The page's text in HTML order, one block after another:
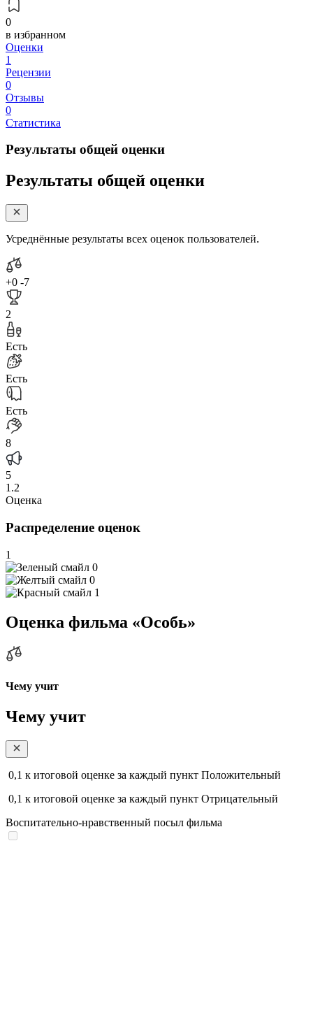
0
в избранном
Оценки
1
Рецензии
0
Отзывы
0
Статистика
Результаты общей оценки
Результаты общей оценки
Усреднённые результаты всех оценок пользователей.
+0 -7
2
Есть
Есть
Есть
8
5
1.2
Оценка
Распределение оценок
1
0
0
1
Оценка фильма «Особь»
Чему учит
Чему учит
0,1 к итоговой оценке за каждый пункт Положительный
0,1 к итоговой оценке за каждый пункт Отрицательный
Воспитательно-нравственный посыл фильма